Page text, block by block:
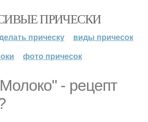
ПРИЧЕСКИ
прическу
виды причесок
фото причесок
- рецепт